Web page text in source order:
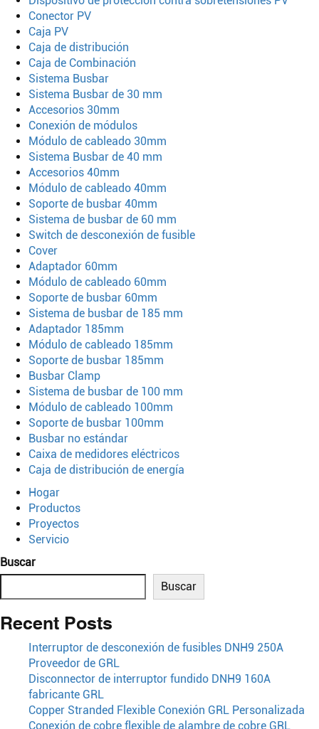
Conector PV
Caja PV
Caja de distribución
Caja de Combinación
Sistema Busbar
Sistema Busbar de 30 mm
Accesorios 30mm
Conexión de módulos
Módulo de cableado 30mm
Sistema Busbar de 40 mm
Accesorios 40mm
Módulo de cableado 40mm
Soporte de busbar 40mm
Sistema de busbar de 60 mm
Switch de desconexión de fusible
Cover
Adaptador 60mm
Módulo de cableado 60mm
Soporte de busbar 60mm
Sistema de busbar de 185 mm
Adaptador 185mm
Módulo de cableado 185mm
Soporte de busbar 185mm
Busbar Clamp
Sistema de busbar de 100 mm
Módulo de cableado 100mm
Soporte de busbar 100mm
Busbar no estándar
Caixa de medidores eléctricos
Caja de distribución de energía
Hogar
Productos
Proyectos
Servicio
Buscar
Buscar
Recent Posts
Interruptor de desconexión de fusibles DNH9 250A
Proveedor de GRL
Disconnector de interruptor fundido DNH9 160A
fabricante GRL
Copper Stranded Flexible Conexión GRL Personalizada
Conexión de cobre flexible de alambre de cobre GRL